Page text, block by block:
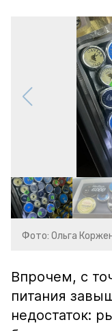
Фото: Ольга
Впрочем, с
питания
недостаток: